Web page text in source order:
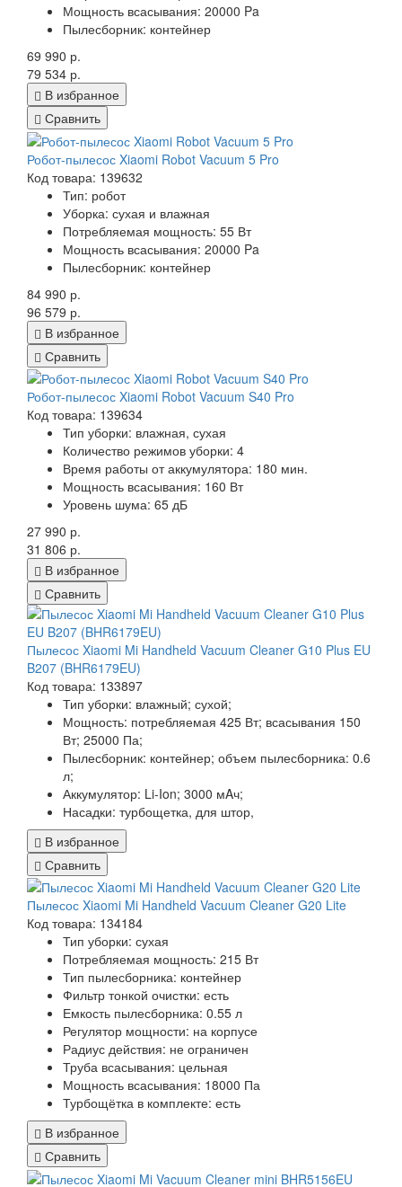
Мощность всасывания: 20000 Pa
Пылесборник: контейнер
69 990 р.
79 534 р.
В избранное
Сравнить
Робот-пылесос Xiaomi Robot Vacuum 5 Pro
Код товара: 139632
Тип: робот
Уборка: сухая и влажная
Потребляемая мощность: 55 Вт
Мощность всасывания: 20000 Pa
Пылесборник: контейнер
84 990 р.
96 579 р.
В избранное
Сравнить
Робот-пылесос Xiaomi Robot Vacuum S40 Pro
Код товара: 139634
Тип уборки: влажная, сухая
Количество режимов уборки: 4
Время работы от аккумулятора: 180 мин.
Мощность всасывания: 160 Вт
Уровень шума: 65 дБ
27 990 р.
31 806 р.
В избранное
Сравнить
Пылесос Xiaomi Mi Handheld Vacuum Cleaner G10 Plus EU
B207 (BHR6179EU)
Код товара: 133897
Тип уборки: влажный; сухой;
Мощность: потребляемая 425 Вт; всасывания 150
Вт; 25000 Па;
Пылесборник: контейнер; объем пылесборника: 0.6
л;
Аккумулятор: Li-Ion; 3000 мAч;
Насадки: турбощетка, для штор,
В избранное
Сравнить
Пылесос Xiaomi Mi Handheld Vacuum Cleaner G20 Lite
Код товара: 134184
Тип уборки: сухая
Потребляемая мощность: 215 Вт
Тип пылесборника: контейнер
Фильтр тонкой очистки: есть
Емкость пылесборника: 0.55 л
Регулятор мощности: на корпусе
Радиус действия: не ограничен
Труба всасывания: цельная
Мощность всасывания: 18000 Па
Турбощётка в комплекте: есть
В избранное
Сравнить